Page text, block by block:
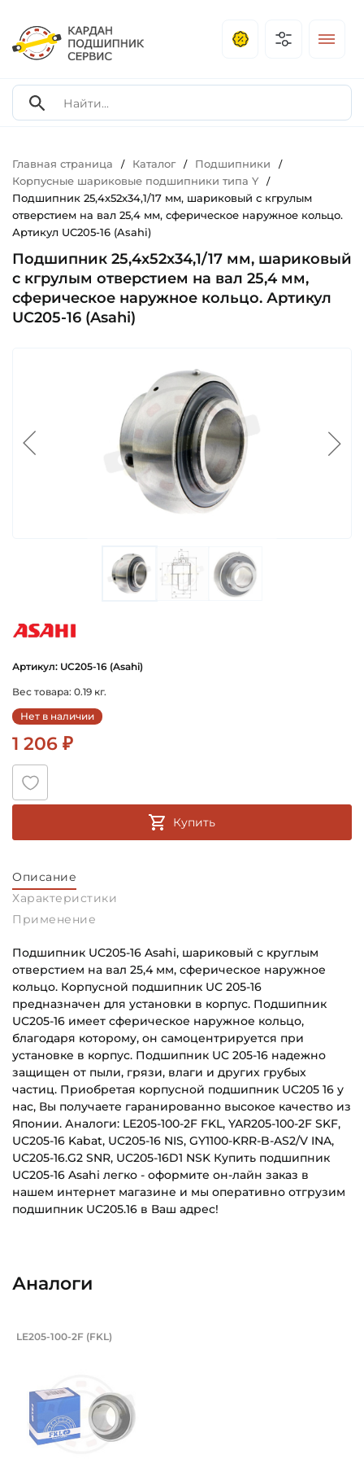
Главная страница / Каталог / Подшипники /
Корпусные шариковые подшипники типа Y /
Подшипник 25,4х52х34,1/17 мм, шариковый с кгрулым
отверстием на вал 25,4 мм, сферическое наружное кольцо.
Артикул UC205-16 (Asahi)
Подшипник 25,4х52х34,1/17 мм, шариковый
с кгрулым отверстием на вал 25,4 мм,
сферическое наружное кольцо. Артикул
UC205-16 (Asahi)
Артикул: UC205-16 (Asahi)
Вес товара: 0.19 кг.
Нет в наличии
1 206 ₽
Купить
Описание
Характеристики
Применение
Подшипник UC205-16 Asahi, шариковый с круглым
отверстием на вал 25,4 мм, сферическое наружное
кольцо. Корпусной подшипник UC 205-16
предназначен для установки в корпус. Подшипник
UC205-16 имеет сферическое наружное кольцо,
благодаря которому, он самоцентрируется при
установке в корпус. Подшипник UC 205-16 надежно
защищен от пыли, грязи, влаги и других грубых
частиц. Приобретая корпусной подшипник UC205 16 у
нас, Вы получаете гаранированно высокое качество из
Японии. Аналоги: LE205-100-2F FKL, YAR205-100-2F SKF,
UC205-16 Kabat, UC205-16 NIS, GY1100-KRR-B-AS2/V INA,
UC205-16.G2 SNR, UC205-16D1 NSK Купить подшипник
UC205-16 Asahi легко - оформите он-лайн заказ в
нашем интернет магазине и мы оперативно отгрузим
подшипник UC205.16 в Ваш адрес!
Наружный диаметр (D):
Ширина внутреннего кольца (B):
Ширина наружного кольца (С):
17 мм
Ширина в сборе (Монтажная):
Категория:
Аналоги
Подшипник 25,4х52х34,1/15 мм,
LE205-100-2F (FKL)